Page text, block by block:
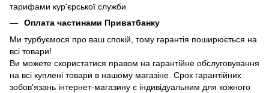
тарифами кур'єрської служби
Оплата частинами Приватбанку
Ми турбуємося про ваш спокій, тому гарантія поширюється на
всі товари!
Ви можете скористатися правом на гарантійне обслуговування
на всі куплені товари в нашому магазіне. Срок гарантійних
зобов'язань інтернет-магазину є індивідуальним для кожного